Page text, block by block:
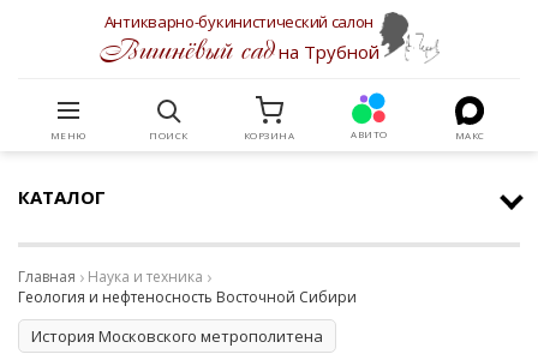
Антикварно-букинистический салон
Вишнёвый садна Трубной
МЕНЮ ПОИСК КОРЗИНА АВИТО МАКС
КАТАЛОГ
Главная
Наука и техника
Геология и нефтеносность Восточной Сибири
История Московского метрополитена